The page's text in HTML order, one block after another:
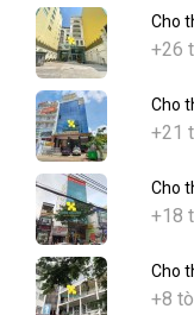
Cho
+26
Cho
+21
Cho
+18
Cho
+8